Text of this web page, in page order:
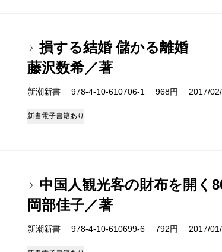
損する結婚 儲かる離婚
藤沢数希／著
新潮新書 978-4-10-610706-1 968円 2017/02/
新書電子書籍あり
中国人観光客の財布を開く
岡部佳子／著
新潮新書 978-4-10-610699-6 792円 2017/